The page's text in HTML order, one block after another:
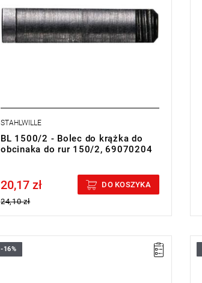
STAHLWILLE
BL 1500/2 - Bolec do krążka do
obcinaka do rur 150/2, 69070204
Price tax included
20,17 zł
24,10 zł
DO KOSZYKA
-16%